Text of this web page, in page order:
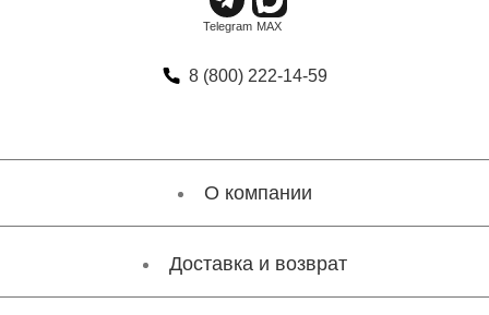
8 (800) 222-14-59
О компании
Доставка и возврат